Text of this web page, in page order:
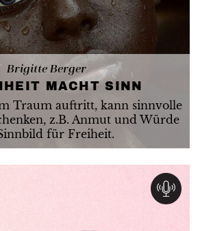
Brigitte Berger
MACHT SINN
Traum auftritt, kann sinnvolle
z.B. Anmut und Würde
für Freiheit.